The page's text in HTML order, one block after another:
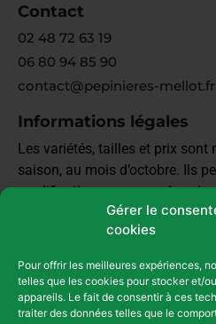
Gérer le
cookies
Pour offrir les meilleures expériences,
telles que les cookies pour stocker et/
appareils. Le fait de consentir à ces
traiter des données telles que le
Contact
02 48 72 63 19
06 80 94 85 90
contact@pepinieres-mellot.fr
Informations légales
Les variétés, tailles et prix sont
saison, au mois d’octobre. Ils
modifications en cours de
épuisés et que sommes
Il est préférable de demander
Mentions Légales et